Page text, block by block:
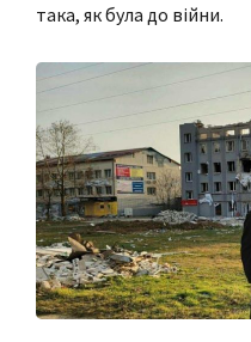
така, як була до війни.